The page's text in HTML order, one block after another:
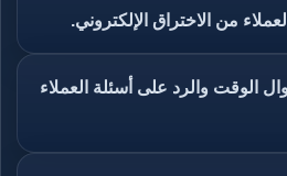
من الاختراق الإلكتروني.
الوقت والرد على أسئلة العملاء